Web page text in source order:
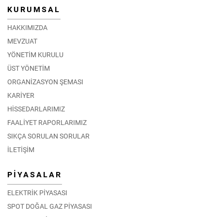
KURUMSAL
HAKKIMIZDA
MEVZUAT
YÖNETİM KURULU
ÜST YÖNETİM
ORGANİZASYON ŞEMASI
KARİYER
HİSSEDARLARIMIZ
FAALİYET RAPORLARIMIZ
SIKÇA SORULAN SORULAR
İLETİŞİM
PİYASALAR
ELEKTRİK PİYASASI
SPOT DOĞAL GAZ PİYASASI